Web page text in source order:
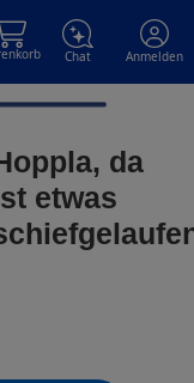
Chat Anmelden
da
etwas